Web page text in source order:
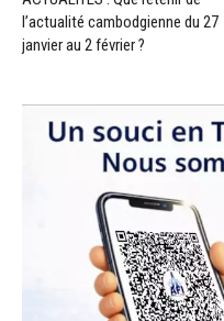
l’actualité cambodgienne du 27
janvier au 2 février ?